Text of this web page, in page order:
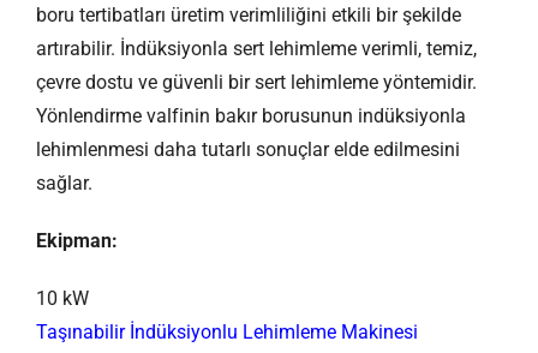
boru tertibatları üretim verimliliğini etkili bir şekilde
artırabilir. İndüksiyonla sert lehimleme verimli, temiz,
çevre dostu ve güvenli bir sert lehimleme yöntemidir.
Yönlendirme valfinin bakır borusunun indüksiyonla
lehimlenmesi daha tutarlı sonuçlar elde edilmesini
sağlar.
Ekipman:
10 kW
Taşınabilir İndüksiyonlu Lehimleme Makinesi